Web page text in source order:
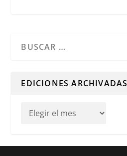
EDICIONES ARCHIVADAS